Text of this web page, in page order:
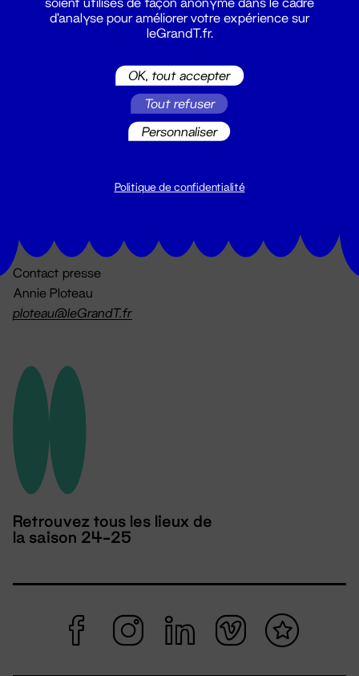
billetterie@leGrandT.fr
Du lundi au vendredi 14h → 18h
Contact presse
Annie Ploteau
ploteau@leGrandT.fr
Retrouvez tous les lieux de
la saison 24-25
d'analyse pour améliorer votre expérience sur
leGrandT.fr.
OK, tout accepter
Tout refuser
Personnaliser
Politique de confidentialité